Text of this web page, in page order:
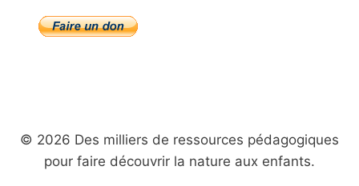
© 2026 Des milliers de ressources pédagogiques
pour faire découvrir la nature aux enfants.